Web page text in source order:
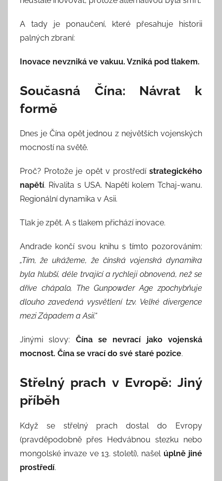
A tady je ponaučení, které přesahuje historii
palných zbraní:
Inovace nevzniká ve vakuu. Vzniká pod tlakem.
Současná Čína: Návrat k
formě
Dnes je Čína opět jednou z největších vojenských
mocností na světě.
Proč? Protože je opět v prostředí strategického
napětí. Rivalita s USA. Napětí kolem Tchaj-wanu.
Regionální dynamika v Asii.
Tlak je zpět. A s tlakem přichází inovace.
Andrade končí svou knihu s tímto pozorováním:
„Tím, že ukážeme, že čínská vojenská dynamika
byla hlubší, déle trvající a rychleji obnovená, než se
dříve chápalo, The Gunpowder Age zpochybňuje
dlouho zavedená vysvětlení tzv. Velké divergence
mezi Západem a Asií.“
Jinými slovy: Čína se nevrací jako vojenská
mocnost. Čína se vrací do své staré pozice.
Střelný prach v Evropě: Jiný
příběh
Když se střelný prach dostal do Evropy
(pravděpodobně přes Hedvábnou stezku nebo
mongolské invaze ve 13. století), našel úplně jiné
prostředí.